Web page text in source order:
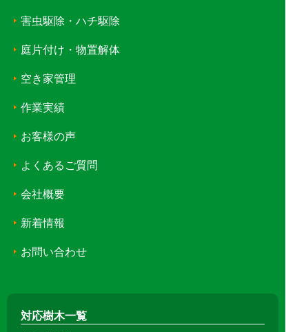
害虫駆除・ハチ駆除
庭片付け・物置解体
空き家管理
作業実績
お客様の声
よくあるご質問
会社概要
新着情報
お問い合わせ
対応樹木一覧